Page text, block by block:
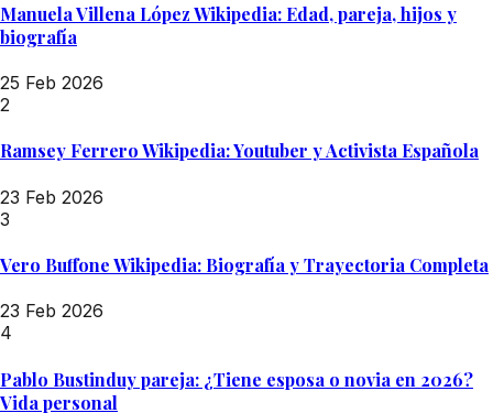
Manuela Villena López Wikipedia: Edad, pareja, hijos y
biografía
25 Feb 2026
2
Ramsey Ferrero Wikipedia: Youtuber y Activista Española
23 Feb 2026
3
Vero Buffone Wikipedia: Biografía y Trayectoria Completa
23 Feb 2026
4
Pablo Bustinduy pareja: ¿Tiene esposa o novia en 2026?
Vida personal